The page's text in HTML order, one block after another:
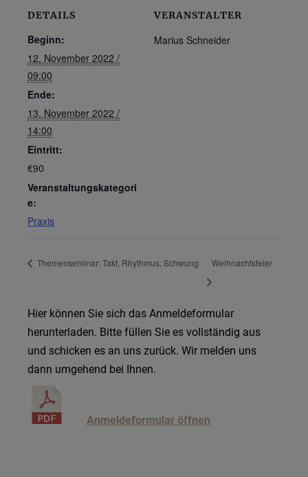
DETAILS
Beginn:
12. November 2022 /
09:00
Ende:
13. November 2022 /
14:00
Eintritt:
€90
Veranstaltungskategori
e:
Praxis
VERANSTALTER
Marius Schneider
Themenseminar: Takt, Rhythmus, Schwung Weihnachtsfeier
Hier können Sie sich das Anmeldeformular
herunterladen. Bitte füllen Sie es vollständig aus
und schicken es an uns zurück. Wir melden uns
dann umgehend bei Ihnen.
Anmeldeformular öffnen